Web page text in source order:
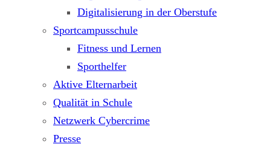
Digitalisierung in der Oberstufe
Sportcampusschule
Fitness und Lernen
Sporthelfer
Aktive Elternarbeit
Qualität in Schule
Netzwerk Cybercrime
Presse